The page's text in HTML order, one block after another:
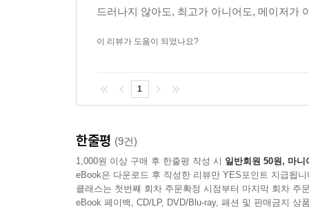
드러나지 않아도, 최고가 아니어도, 메이저가
이 리뷰가 도움이 되었나요?
1
한줄평 (9건)
1,000원 이상 구매 후 한줄평 작성 시 일반회원 50원, 마니
eBook은 다운로드 후 작성한 리뷰만 YES포인트 지급됩니
클래스는 첫번째 회차 주문확정 시점부터 마지막 회차 주
eBook 페이백, CD/LP, DVD/Blu-ray, 패션 및 판매금지 상